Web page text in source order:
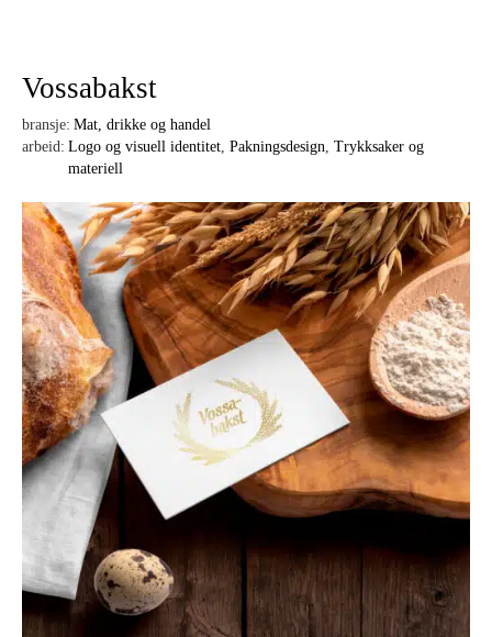
Vossabakst
bransje: Mat, drikke og handel
arbeid: Logo og visuell identitet Pakningsdesign Trykksaker og
materiell